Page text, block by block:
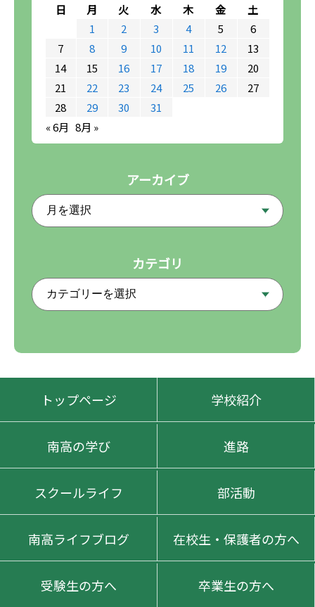
日 月 火 水 木 金
土
1
2 3 4 5
6
7
8 9 10 11 12
13
14
15 16 17 18 19
20
21
22 23 24 25 26
27
28
29 30
31
« 6月 8月 »
アーカイブ
カテゴリ
トップページ 学校紹介
南高の学び 進路
スクールライフ 部活動
南高ライフブログ 在校生・保護者の方へ
受験生の方へ 卒業生の方へ